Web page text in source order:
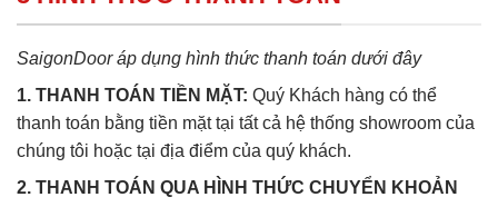
SaigonDoor áp dụng hình thức thanh toán dưới đây
1. THANH TOÁN TIỀN MẶT: Quý Khách hàng có thể
thanh toán bằng tiền mặt tại tất cả hệ thống showroom của
chúng tôi hoặc tại địa điểm của quý khách.
2. THANH TOÁN QUA HÌNH THỨC CHUYỂN KHOẢN